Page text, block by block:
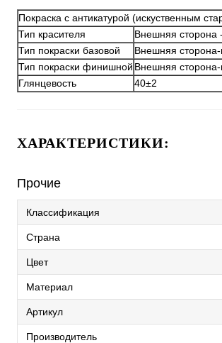
Покраска с антикатурой (искуственным
Тип красителя
Внешняя сторона
Тип покраски базовой
Внешняя сторона-
Тип покраски финишной Внешняя сторона-
Глянцевость
40±2
ХАРАКТЕРИСТИКИ:
Прочие
Классификация
Страна
Цвет
Материал
Артикул
Производитель